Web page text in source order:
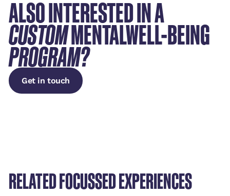
ALSO INTERESTED IN A
CUSTOMMENTALWELL-BEING
PROGRAM?
Get in touch
RELATED FOCUSSED EXPERIENCES